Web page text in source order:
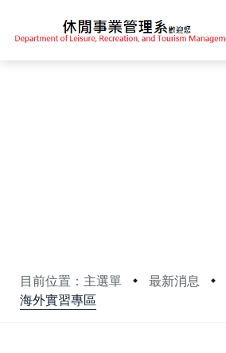
目前位置：主選單 最新消息
海外實習專區